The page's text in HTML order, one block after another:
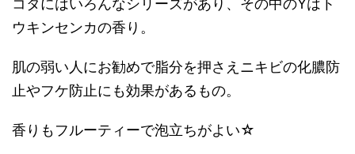
コタにはいろんなシリーズがあり、その中のYはト
ウキンセンカの香り。
肌の弱い人にお勧めで脂分を押さえニキビの化膿防
止やフケ防止にも効果があるもの。
香りもフルーティーで泡立ちがよい☆